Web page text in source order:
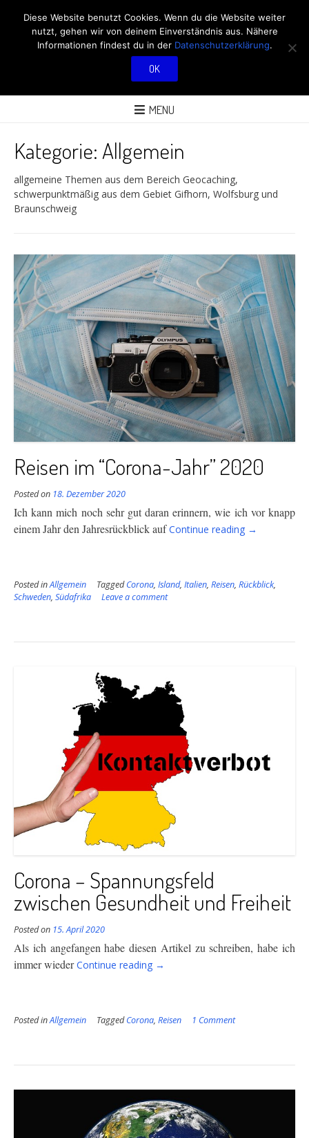
RÖBÜS OUTDOOR
BLOG
MENU
Kategorie: Allgemein
allgemeine Themen aus dem Bereich Geocaching,
schwerpunktmäßig aus dem Gebiet Gifhorn, Wolfsburg und
Braunschweig
Reisen im “Corona-Jahr” 2020
Posted on 18. Dezember 2020
Ich kann mich noch sehr gut daran erinnern, wie ich vor knapp
einem Jahr den Jahresrückblick aufContinue reading
“Reisen
2020″
→
Posted inAllgemein TaggedCorona, Island, Italien, Reisen, Rückblick,
Schweden, Südafrika Leave a comment
Corona – Spannungsfeld
zwischen Gesundheit und Freiheit
Posted on 15. April 2020
Als ich angefangen habe diesen Artikel zu schreiben, habe ich
immer wieder Continue reading
“Corona
Gesundheit
→
Posted inAllgemein TaggedCorona, Reisen 1 Comment
Diese Website benutzt Cookies. Wenn du die Website weiter
nutzt, gehen wir von deinem Einverständnis aus. Nähere
Informationen findest du in der Datenschutzerklärung.
OK